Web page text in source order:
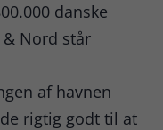
danske
& Nord står
af havnen
rigtig godt til at